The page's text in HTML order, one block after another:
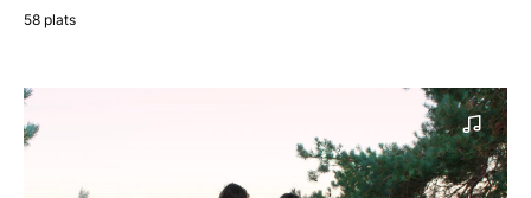
58 plats